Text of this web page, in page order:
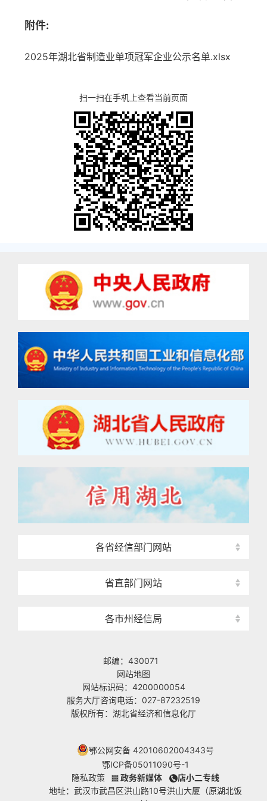
附件:
2025年湖北省制造业单项冠军企业公示名单.xlsx
扫一扫在手机上查看当前页面
各省经信部门网站
省直部门网站
各市州经信局
邮编：430071
网站地图
网站标识码：4200000054
服务大厅咨询电话：027-87232519
版权所有：湖北省经济和信息化厅
鄂公网安备 42010602004343号
鄂ICP备05011090号-1
隐私政策
政务新媒体
店小二专线
地址：武汉市武昌区洪山路10号洪山大厦（原湖北饭